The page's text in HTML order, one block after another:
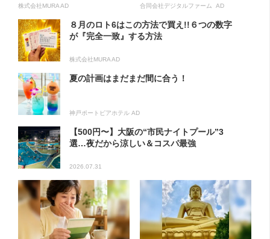
方...
株式会社MURA AD 合同会社デジタルファーム AD
８月のロト6はこの方法で買え!!６つの数字
が『完全一致』する方法
株式会社MURA AD
夏の計画はまだまだ間に合う！
神戸ポートピアホテル AD
【500円〜】大阪の“市民ナイトプール”3
選…夜だから涼しい＆コスパ最強
2026.07.31